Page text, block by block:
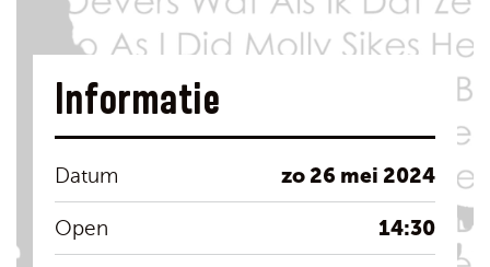
Informatie
Datum zo 26 mei 2024
Open 14:30